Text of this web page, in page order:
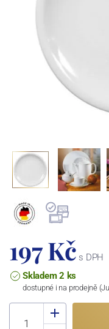
197 Kč s DPH
Skladem 2 ks
dostupné i na prodejně